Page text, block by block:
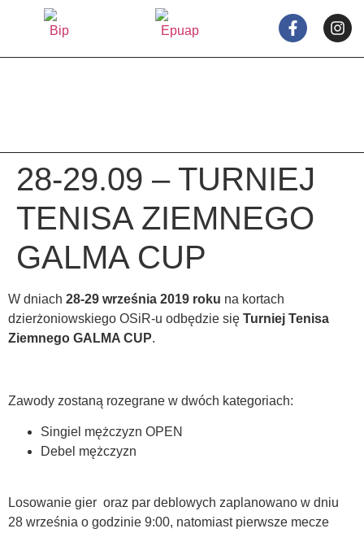
28-29.09 – TURNIEJ
TENISA ZIEMNEGO
GALMA CUP
W dniach 28-29 września 2019 roku na kortach
dzierżoniowskiego OSiR-u odbędzie się Turniej Tenisa
Ziemnego GALMA CUP.
Zawody zostaną rozegrane w dwóch kategoriach:
Singiel mężczyzn OPEN
Debel mężczyzn
Losowanie gier oraz par deblowych zaplanowano w dniu
28 września o godzinie 9:00, natomiast pierwsze mecze